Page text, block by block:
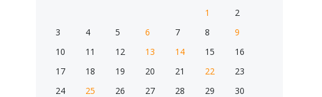
1
2
3
4 5 6 7 8
9
10
11 12 13 14 15
16
17
18 19 20 21 22
23
24
25 26 27 28 29 30